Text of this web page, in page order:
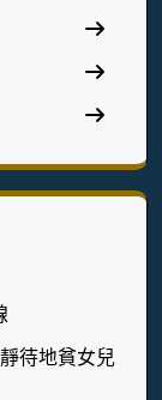
待地貧女兒